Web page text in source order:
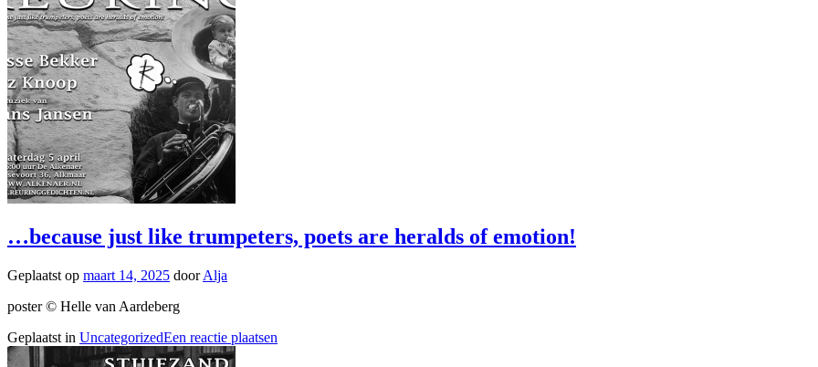
…because just like trumpeters, poets are heralds of emotion!
Geplaatst op maart 14, 2025 doorAlja
poster © Helle van Aardeberg
Geplaatst in UncategorizedEen reactie plaatsen